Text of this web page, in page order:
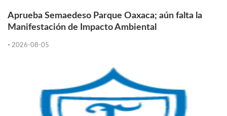
Aprueba Semaedeso Parque Oaxaca; aún falta la
Manifestación de Impacto Ambiental
- 2026-08-05